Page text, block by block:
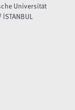
Universität